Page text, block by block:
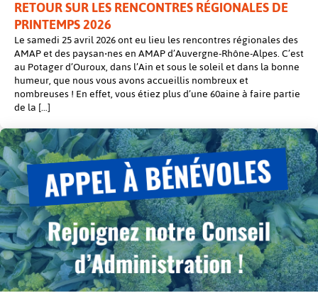
RETOUR SUR LES RENCONTRES RÉGIONALES DE
PRINTEMPS 2026
Le samedi 25 avril 2026 ont eu lieu les rencontres régionales des
AMAP et des paysan‧nes en AMAP d’Auvergne-Rhône-Alpes. C’est
au Potager d’Ouroux, dans l’Ain et sous le soleil et dans la bonne
humeur, que nous vous avons accueillis nombreux et
nombreuses ! En effet, vous étiez plus d’une 60aine à faire partie
de la […]
Contenu
mis
en
avant
post